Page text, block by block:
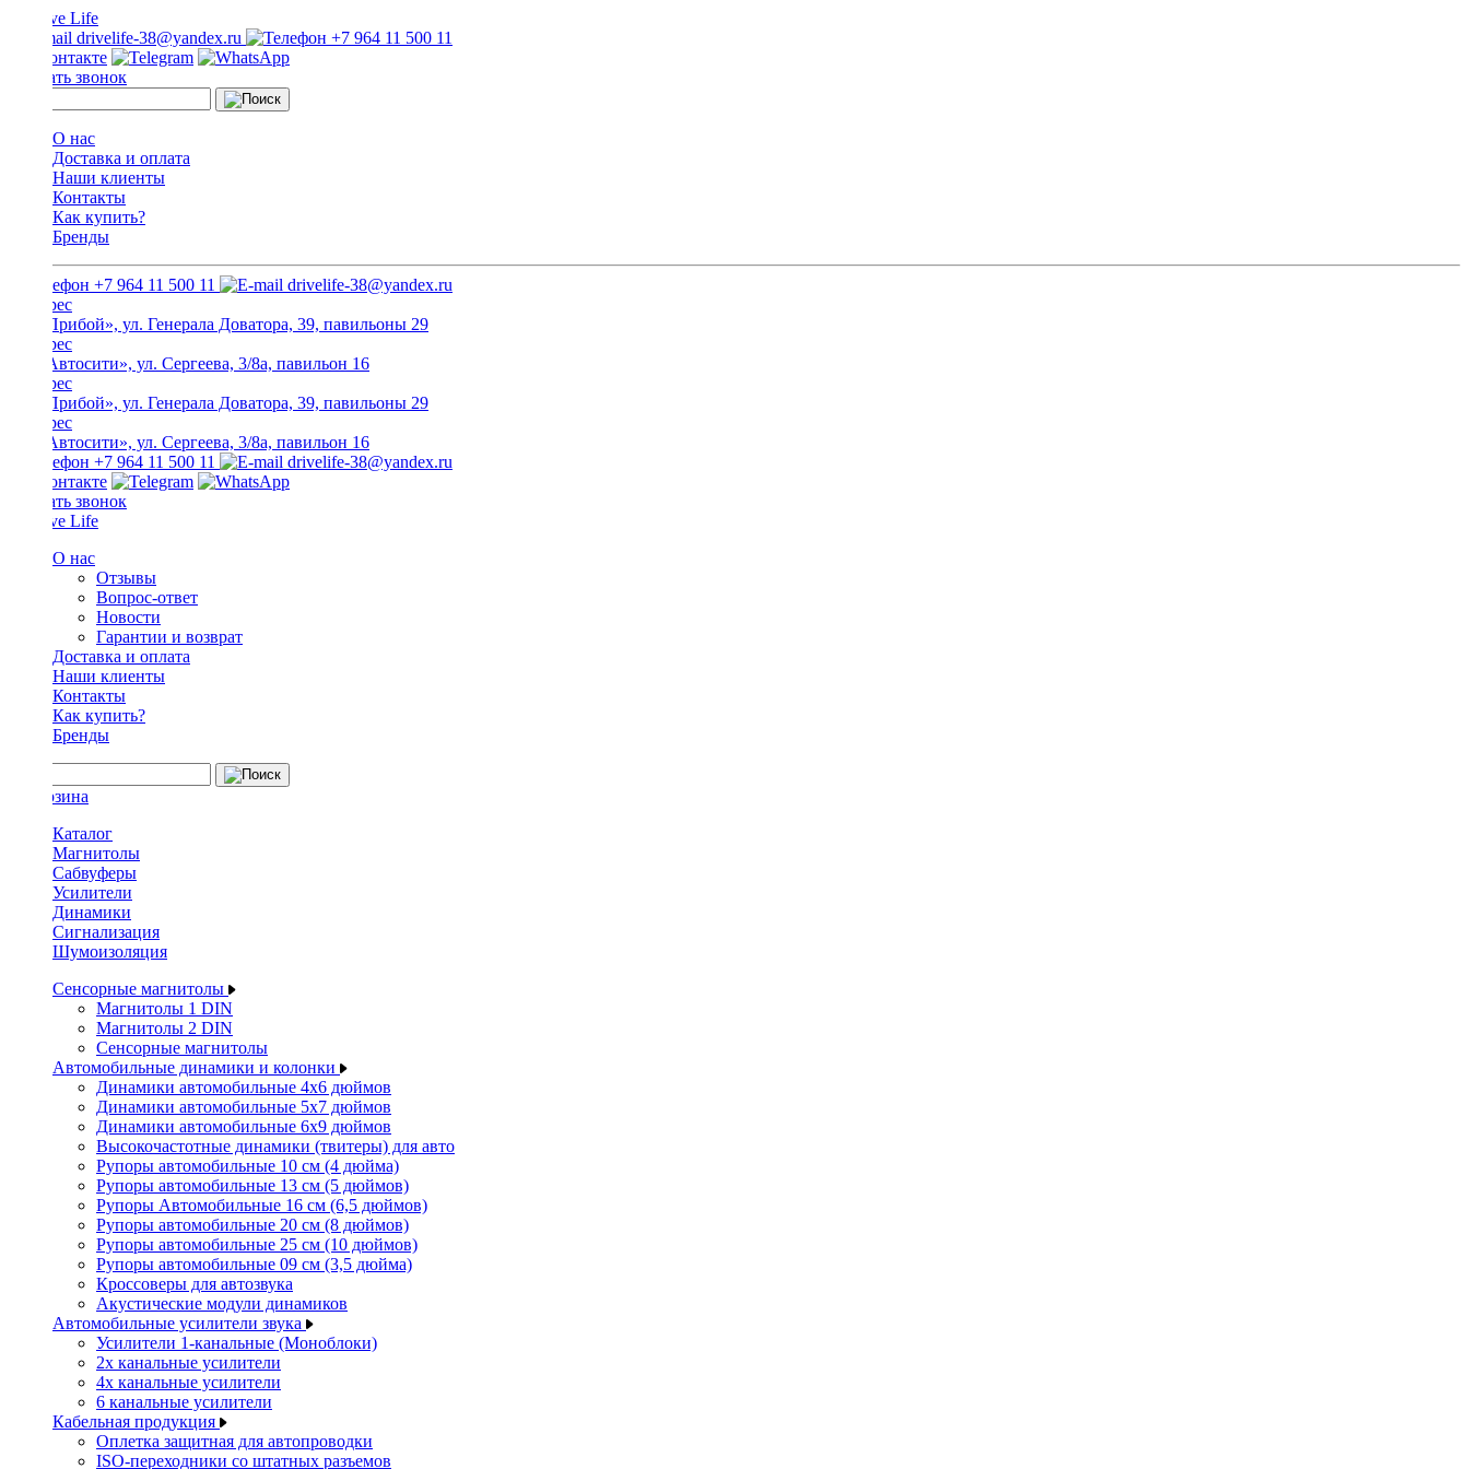
drivelife-38@yandex.ru +7 964 11 500 11
Заказать звонок
О нас
Доставка и оплата
Наши клиенты
Контакты
Как купить?
Бренды
+7 964 11 500 11 drivelife-38@yandex.ru
ТЦ «Прибой», ул. Генерала Доватора, 39, павильоны 29
ТЦ «Автосити», ул. Сергеева, 3/8а, павильон 16
ТЦ «Прибой», ул. Генерала Доватора, 39, павильоны 29
ТЦ «Автосити», ул. Сергеева, 3/8а, павильон 16
+7 964 11 500 11
drivelife-38@yandex.ru
Заказать звонок
О нас
Отзывы
Вопрос-ответ
Новости
Гарантии и возврат
Доставка и оплата
Наши клиенты
Контакты
Как купить?
Бренды
Каталог
Магнитолы
Сабвуферы
Усилители
Динамики
Сигнализация
Шумоизоляция
Сенсорные магнитолы
Магнитолы 1 DIN
Магнитолы 2 DIN
Сенсорные магнитолы
Автомобильные динамики и колонки
Динамики автомобильные 4x6 дюймов
Динамики автомобильные 5x7 дюймов
Динамики автомобильные 6x9 дюймов
Высокочастотные динамики (твитеры) для авто
Рупоры автомобильные 10 см (4 дюйма)
Рупоры автомобильные 13 см (5 дюймов)
Рупоры Автомобильные 16 см (6,5 дюймов)
Рупоры автомобильные 20 см (8 дюймов)
Рупоры автомобильные 25 см (10 дюймов)
Рупоры автомобильные 09 см (3,5 дюйма)
Кроссоверы для автозвука
Акустические модули динамиков
Автомобильные усилители звука
Усилители 1-канальные (Моноблоки)
2х канальные усилители
4х канальные усилители
6 канальные усилители
Кабельная продукция
Оплетка защитная для автопроводки
ISO-переходники со штатных разъемов